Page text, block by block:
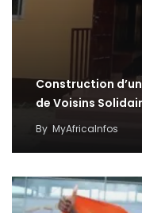
Construction
de Voisins
By MyAfricaInfos